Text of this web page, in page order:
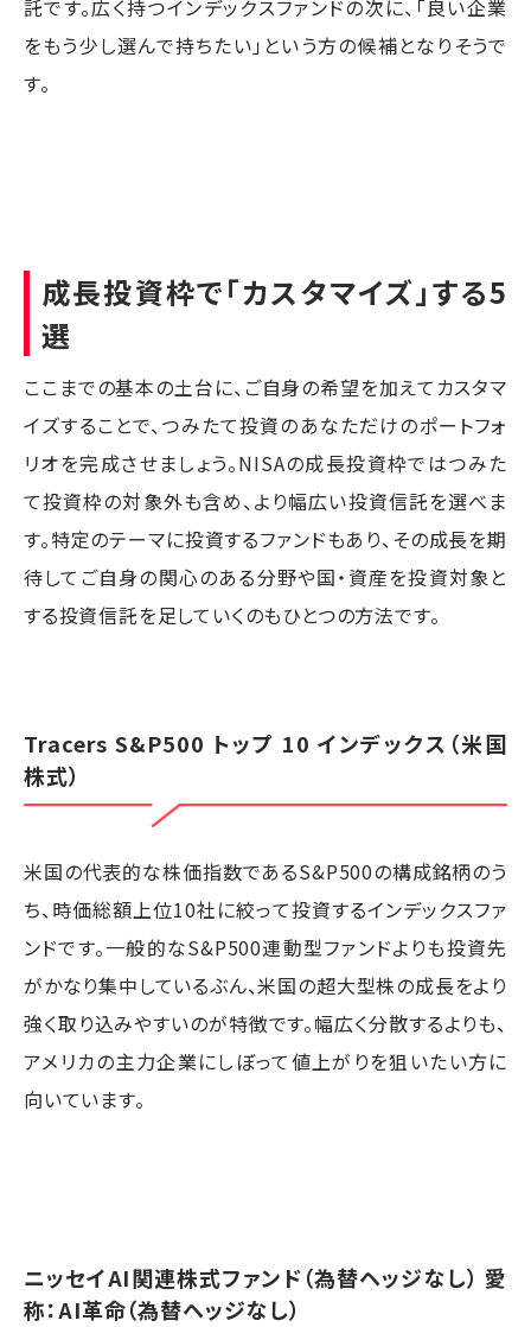
託です。広く持つインデックスファンドの次に、「良い企業
をもう少し選んで持ちたい」という方の候補となりそうで
す。
成長投資枠で「カスタマイズ」する5
選
ここまでの基本の土台に、ご自身の希望を加えてカスタマ
イズすることで、つみたて投資のあなただけのポートフォ
リオを完成させましょう。NISAの成長投資枠ではつみた
て投資枠の対象外も含め、より幅広い投資信託を選べま
す。特定のテーマに投資するファンドもあり、その成長を期
待してご自身の関心のある分野や国・資産を投資対象と
する投資信託を足していくのもひとつの方法です。
Tracers S&P500 トップ 10 インデックス（米国
株式）
米国の代表的な株価指数であるS&P500の構成銘柄のう
ち、時価総額上位10社に絞って投資するインデックスファ
ンドです。一般的なS&P500連動型ファンドよりも投資先
がかなり集中しているぶん、米国の超大型株の成長をより
強く取り込みやすいのが特徴です。幅広く分散するよりも、
アメリカの主力企業にしぼって値上がりを狙いたい方に
向いています。
ニッセイAI関連株式ファンド（為替ヘッジなし） 愛
称：AI革命（為替ヘッジなし）